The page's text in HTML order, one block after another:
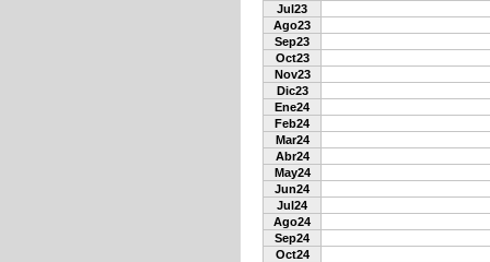
Jul23
Ago23
Sep23
Oct23
Nov23
Dic23
Ene24
Feb24
Mar24
Abr24
May24
Jun24
Jul24
Ago24
Sep24
Oct24